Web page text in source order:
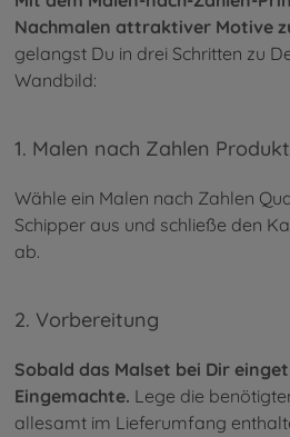
Nachmalen attraktiver Motive
gelangst Du in drei Schritten zu
Wandbild:
1. Malen nach Zahlen
Wähle ein Malen nach Zahlen
Schipper aus und schließe den
ab.
2. Vorbereitung
Sobald das Malset bei Dir
Eingemachte. Lege die
allesamt im Lieferumfang